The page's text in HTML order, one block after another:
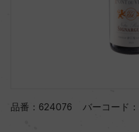
品番： 624076 バーコード：